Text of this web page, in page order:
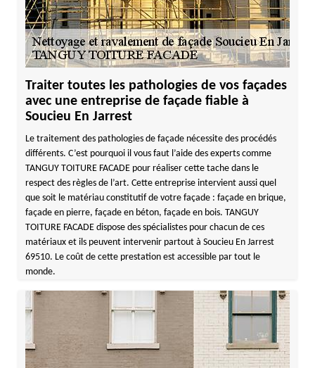
Traiter toutes les pathologies de vos façades
avec une entreprise de façade fiable à
Soucieu En Jarrest
Le traitement des pathologies de façade nécessite des procédés
différents. C’est pourquoi il vous faut l’aide des experts comme
TANGUY TOITURE FACADE pour réaliser cette tache dans le
respect des règles de l’art. Cette entreprise intervient aussi quel
que soit le matériau constitutif de votre façade : façade en brique,
façade en pierre, façade en béton, façade en bois. TANGUY
TOITURE FACADE dispose des spécialistes pour chacun de ces
matériaux et ils peuvent intervenir partout à Soucieu En Jarrest
69510. Le coût de cette prestation est accessible par tout le
monde.